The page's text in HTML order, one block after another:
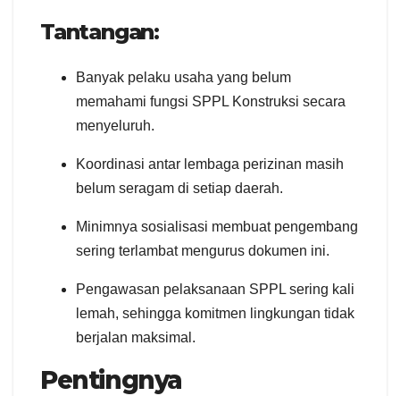
Tantangan:
Banyak pelaku usaha yang belum
memahami fungsi SPPL Konstruksi secara
menyeluruh.
Koordinasi antar lembaga perizinan masih
belum seragam di setiap daerah.
Minimnya sosialisasi membuat pengembang
sering terlambat mengurus dokumen ini.
Pengawasan pelaksanaan SPPL sering kali
lemah, sehingga komitmen lingkungan tidak
berjalan maksimal.
Pentingnya